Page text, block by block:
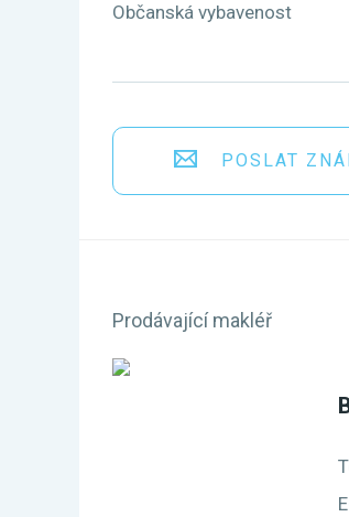
Občanská vybavenost
POSLAT
Prodávající makléř